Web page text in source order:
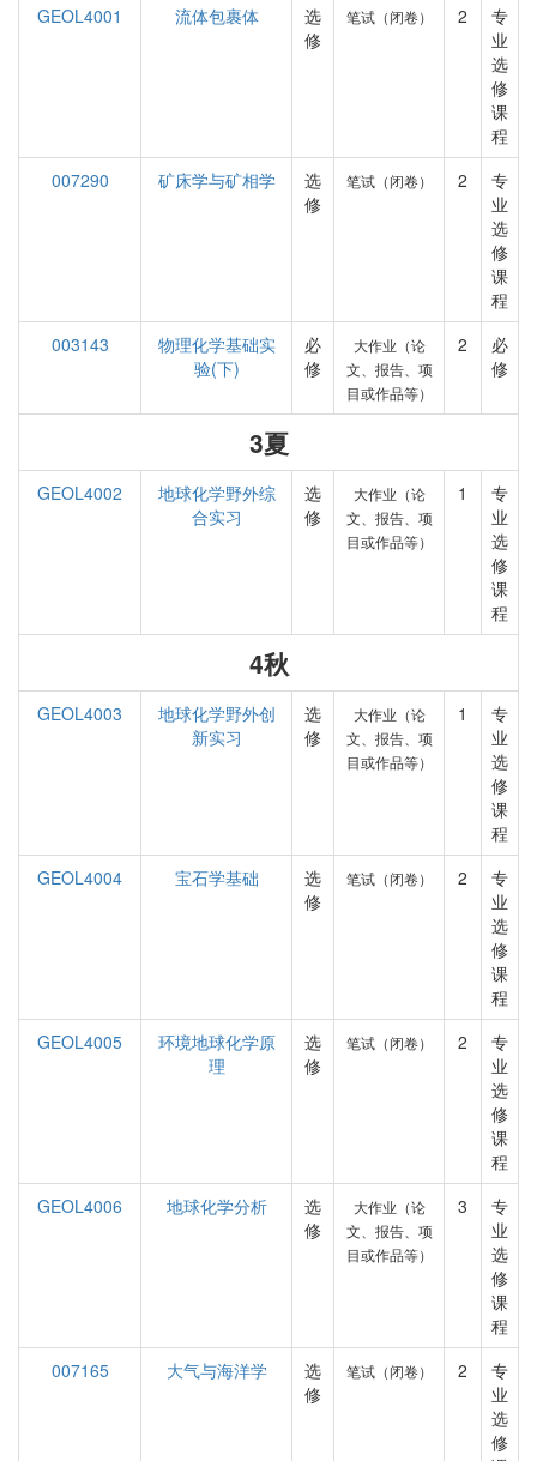
GEOL4001
流体包裹体
选
修
笔试（闭卷） 2
专
业
选
修
课
程
007290
矿床学与矿相学
选
修
笔试（闭卷） 2
专
业
选
修
课
程
003143
物理化学基础实
验(下)
必
修
大作业（论
文、报告、项
目或作品等）
2
必
修
3夏
GEOL4002
地球化学野外综
合实习
选
修
大作业（论
文、报告、项
目或作品等）
1
专
业
选
修
课
程
4秋
GEOL4003
地球化学野外创
新实习
选
修
大作业（论
文、报告、项
目或作品等）
1
专
业
选
修
课
程
GEOL4004
宝石学基础
选
修
笔试（闭卷） 2
专
业
选
修
课
程
GEOL4005
环境地球化学原
理
选
修
笔试（闭卷） 2
专
业
选
修
课
程
GEOL4006
地球化学分析
选
修
大作业（论
文、报告、项
目或作品等）
3
专
业
选
修
课
程
007165
大气与海洋学
选
修
笔试（闭卷） 2
专
业
选
修